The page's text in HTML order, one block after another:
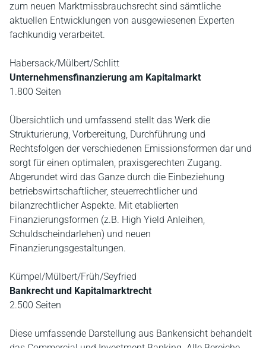
zum neuen Marktmissbrauchsrecht sind sämtliche
aktuellen Entwicklungen von ausgewiesenen Experten
fachkundig verarbeitet.
Habersack/Mülbert/Schlitt
Unternehmensfinanzierung am Kapitalmarkt
1.800 Seiten
Übersichtlich und umfassend stellt das Werk die
Strukturierung, Vorbereitung, Durchführung und
Rechtsfolgen der verschiedenen Emissionsformen dar und
sorgt für einen optimalen, praxisgerechten Zugang.
Abgerundet wird das Ganze durch die Einbeziehung
betriebswirtschaftlicher, steuerrechtlicher und
bilanzrechtlicher Aspekte. Mit etablierten
Finanzierungsformen (z.B. High Yield Anleihen,
Schuldscheindarlehen) und neuen
Finanzierungsgestaltungen.
Kümpel/Mülbert/Früh/Seyfried
Bankrecht und Kapitalmarktrecht
2.500 Seiten
Diese umfassende Darstellung aus Bankensicht behandelt